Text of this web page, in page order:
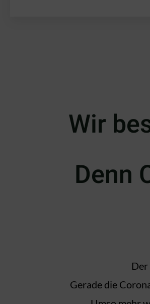
Wir
Denn
Gerade die